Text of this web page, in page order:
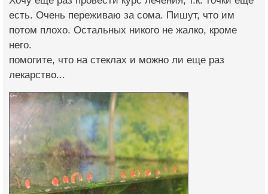
есть. Очень переживаю за сома. Пишут, что им
потом плохо. Остальных никого не жалко, кроме
него.
помогите, что на стеклах и можно ли еще раз
лекарство...